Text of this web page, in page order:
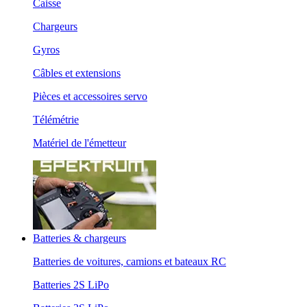
Caisse
Chargeurs
Gyros
Câbles et extensions
Pièces et accessoires servo
Télémétrie
Matériel de l'émetteur
Batteries & chargeurs
Batteries de voitures, camions et bateaux RC
Batteries 2S LiPo